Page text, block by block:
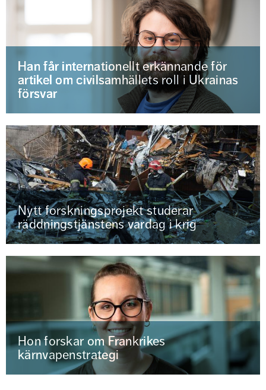
Han får internationellt erkännande för
artikel om civilsamhällets roll i Ukrainas
försvar
Nytt forskningsprojekt studerar
räddningstjänstens vardag i krig
Hon forskar om Frankrikes
kärnvapenstrategi